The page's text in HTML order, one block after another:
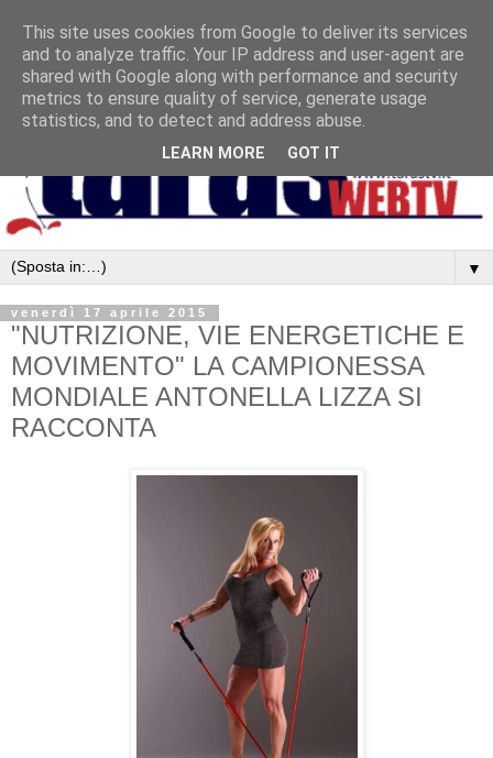
▼
venerdì 17 aprile 2015
"NUTRIZIONE, VIE ENERGETICHE E
MOVIMENTO" LA CAMPIONESSA
MONDIALE ANTONELLA LIZZA SI
RACCONTA
This site uses cookies from Google to deliver its services
and to analyze traffic. Your IP address and user-agent are
shared with Google along with performance and security
metrics to ensure quality of service, generate usage
statistics, and to detect and address abuse.
LEARN MORE GOT IT